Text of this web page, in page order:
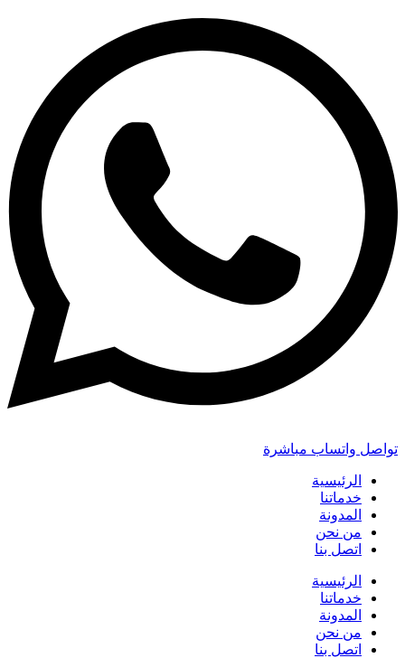
تواصل واتساب مباشرة
الرئيسية
خدماتنا
المدونة
من نحن
اتصل بنا
الرئيسية
خدماتنا
المدونة
من نحن
اتصل بنا